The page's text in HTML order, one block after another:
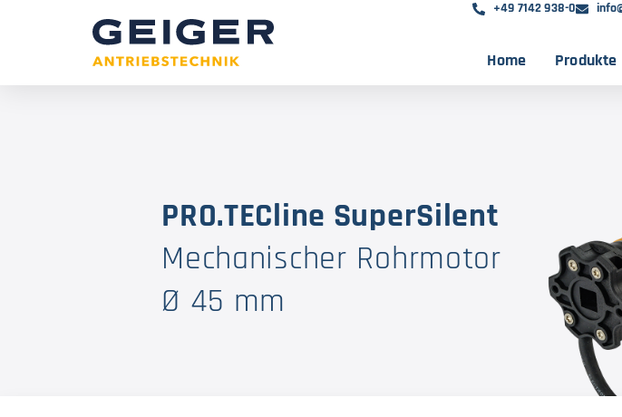
+49 7142 938-0
Home Produkte
PRO.TECline SuperSilent
Mechanischer Rohrmotor
Ø 45 mm